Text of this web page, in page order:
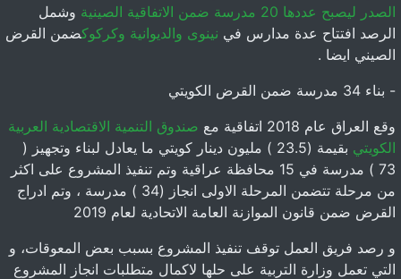
الصدر ليصبح عددها 20 مدرسة ضمن الاتفاقية الصينية
وشمل
الرصد افتتاح عدة مدارس في نينوى والديوانية وكركوكضمن القرض
الصيني ايضا .
- بناء 34 مدرسة ضمن القرض الكويتي
وقع العراق عام 2018 اتفاقية مع
صندوق التنمية الاقتصادية العربية
الكويتي
بقيمة (23.5 ) مليون دينار كويتي ما يعادل لبناء وتجهيز (
73 ) مدرسة في 15 محافظة عراقية وتم تنفيذ المشروع على اكثر
من مرحلة تتضمن المرحلة الاولى انجاز (34 ) مدرسة ، وتم ادراج
القرض ضمن قانون الموازنة العامة الاتحادية لعام 2019
و رصد فريق العمل توقف تنفيذ المشروع بسبب بعض المعوقات، و
التي تعمل وزارة التربية على حلها لاكمال متطلبات انجاز المشروع